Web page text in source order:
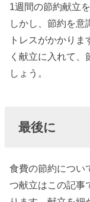
1週間の節約献立
しかし、節約を意
トレスがかかり
く献立に入れて、
しょう。
最後に
食費の節約につい
つ献立はこの記事